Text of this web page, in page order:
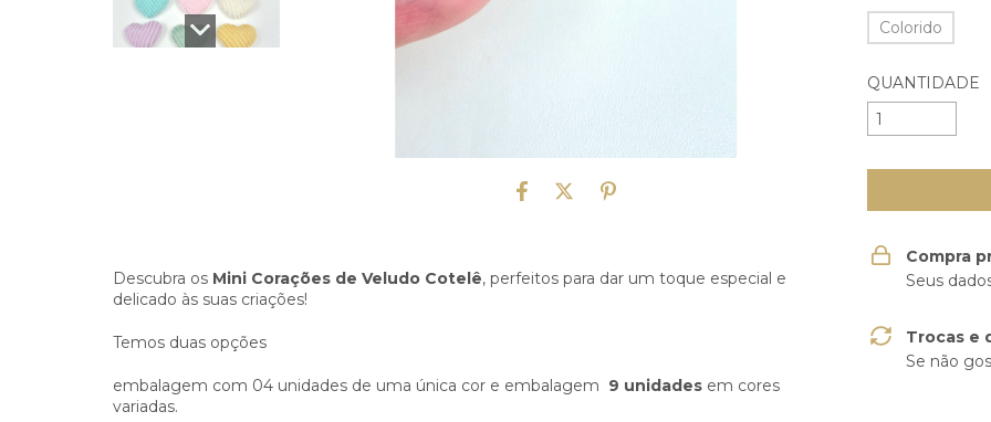
Descubra os Mini Corações de Veludo Cotelê, perfeitos para dar um toque especial e
delicado às suas criações!
Temos duas opções
embalagem com 04 unidades de uma única cor e embalagem 9 unidades em cores
variadas.
Colorido
QUANTIDADE
Compra
Seus
Trocas e
Se não